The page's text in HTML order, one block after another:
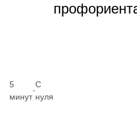
5
минут
·
С
нуля